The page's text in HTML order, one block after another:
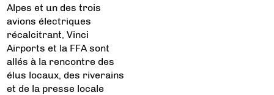
Alpes et un des trois
avions électriques
récalcitrant, Vinci
Airports et la FFA sont
allés à la rencontre des
élus locaux, des riverains
et de la presse locale